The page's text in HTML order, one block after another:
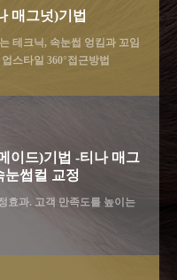
매그넛)기법
테크닉, 속눈썹 엉킴과 꼬임
스타일 360°접근방법
이드)기법 -티나 매그
눈썹컬 교정
효과. 고객 만족도를 높이는